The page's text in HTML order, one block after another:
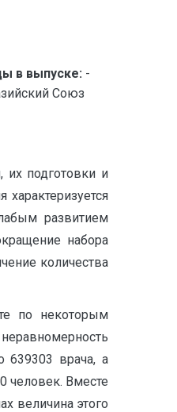
в выпуске: -
Союз
их подготовки и
развитием
набора
количества
по некоторым
639303 врача, а
человек. Вместе
величина этого